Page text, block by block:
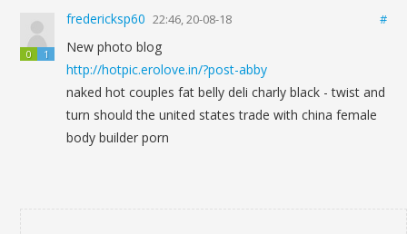
0 1
fredericksp60 22:46, 20-08-18 #
New photo blog
http://hotpic.erolove.in/?post-abby
naked hot couples fat belly deli charly black - twist and
turn should the united states trade with china female
body builder porn